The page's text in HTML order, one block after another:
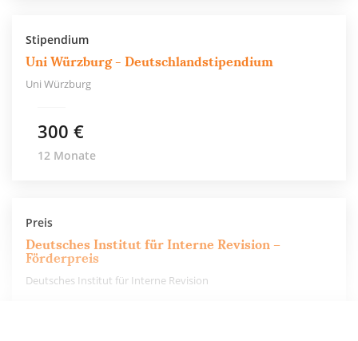
Stipendium
Uni Würzburg - Deutschlandstipendium
Uni Würzburg
300 €
12 Monate
Preis
Deutsches Institut für Interne Revision –
Förderpreis
Deutsches Institut für Interne Revision